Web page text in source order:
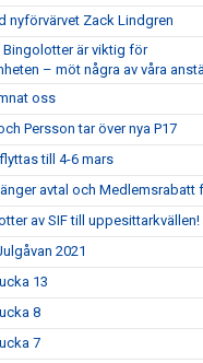
nyförvärvet Zack Lindgren
Bingolotter är viktig för
– möt några av våra
oss
Persson tar över nya P17
till 4-6 mars
avtal och Medlemsrabatt
av SIF till uppesittarkvällen!
2021
13
8
7